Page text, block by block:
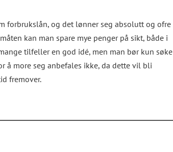
forbrukslån, og det lønner seg absolutt og ofre
kan man spare mye penger på sikt, både i
tilfeller en god idé, men man bør kun søke
å more seg anbefales ikke, da dette vil bli
fremover.